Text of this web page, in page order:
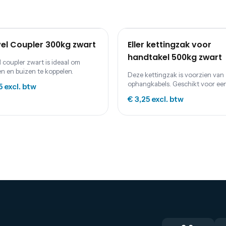
Coupler 300kg zwart
coupler zwart is ideaal om
en buizen te koppelen.
excl. btw
Eller kettingzak voor
handtakel 500kg zwart
Deze kettingzak is voorzien van
ophangkabels. Geschikt voor
€ 3,25excl. btw